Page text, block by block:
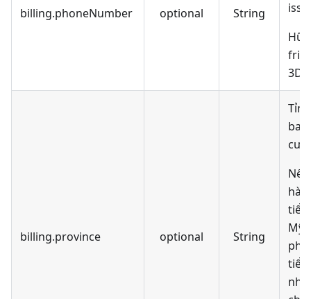
billing.phoneNumber optional String
billing.province optional String
cư
tiểu
Mỹ,
tiểu